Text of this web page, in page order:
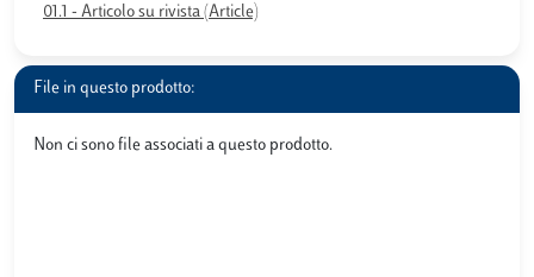
01.1 - Articolo su rivista (Article)
File in questo prodotto:
Non ci sono file associati a questo prodotto.